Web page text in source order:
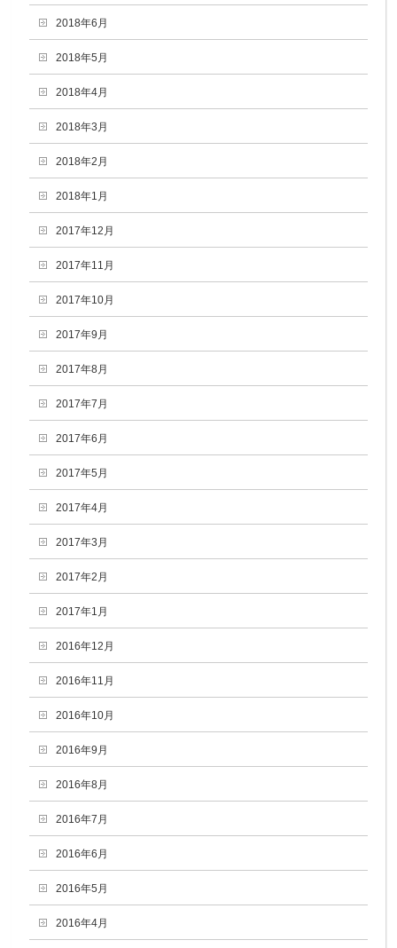
2018年6月
2018年5月
2018年4月
2018年3月
2018年2月
2018年1月
2017年12月
2017年11月
2017年10月
2017年9月
2017年8月
2017年7月
2017年6月
2017年5月
2017年4月
2017年3月
2017年2月
2017年1月
2016年12月
2016年11月
2016年10月
2016年9月
2016年8月
2016年7月
2016年6月
2016年5月
2016年4月